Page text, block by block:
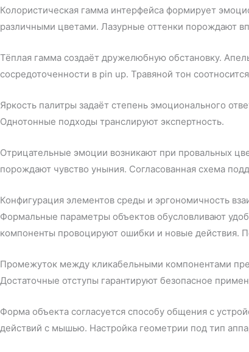
Колористическая гамма интерфейса формирует
различными цветами. Лазурные оттенки порождают
Тёплая гамма создаёт дружелюбную обстановку.
сосредоточенности в pin up. Травяной тон
Яркость палитры задаёт степень эмоционального
Однотонные подходы транслируют экспертность.
Отрицательные эмоции возникают при провальных
порождают чувство уныния. Согласованная схема
Конфигурация элементов среды и эргономичность
Формальные параметры объектов обусловливают
компоненты провоцируют ошибки и новые действия.
Промежуток между кликабельными компонентами
Достаточные отступы гарантируют безопасное
Форма объекта согласуется способу общения с
действий с мышью. Настройка геометрии под тип